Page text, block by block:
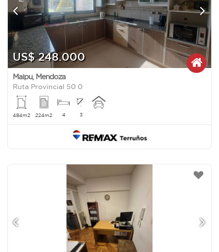
US$ 248.000
Maipu, Mendoza
Ruta Provincial 50 0
484m2 224m2 4 3